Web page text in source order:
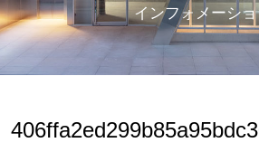
インフォメーシ